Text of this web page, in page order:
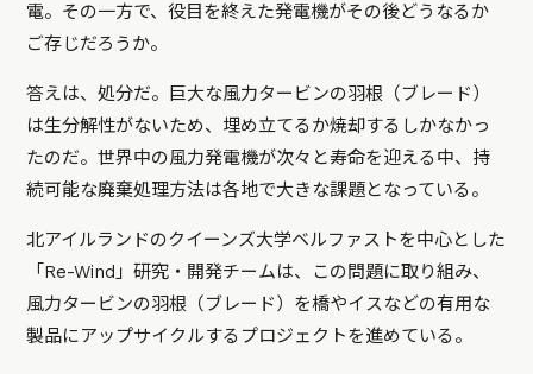
電。その一方で、役目を終えた発電機がその後どうなるか
ご存じだろうか。
答えは、処分だ。巨大な風力タービンの羽根（ブレード）
は生分解性がないため、埋め立てるか焼却するしかなかっ
たのだ。世界中の風力発電機が次々と寿命を迎える中、持
続可能な廃棄処理方法は各地で大きな課題となっている。
北アイルランドのクイーンズ大学ベルファストを中心とした
「Re-Wind」研究・開発チームは、この問題に取り組み、
風力タービンの羽根（ブレード）を橋やイスなどの有用な
製品にアップサイクルするプロジェクトを進めている。